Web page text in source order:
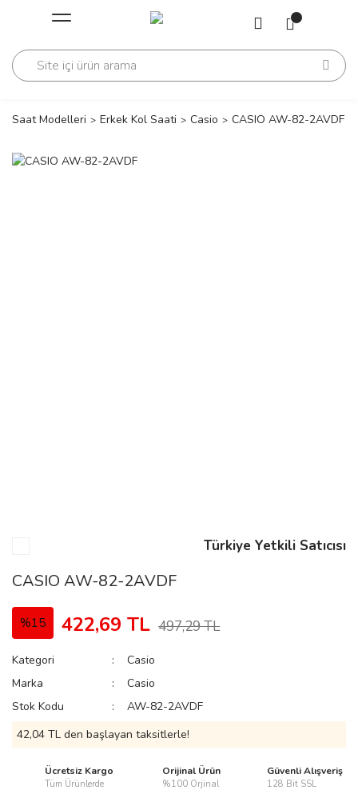
Geri Dön
Geri Dön
Saat Modelleri Erkek Kol Saati Casio CASIO AW-82-2AVDF
Türkiye Yetkili Satıcısı
CASIO AW-82-2AVDF
%15 422,69 TL 497,29 TL
Kategori
Casio
Marka
Casio
Stok Kodu
AW-82-2AVDF
42,04 TL den başlayan taksitlerle!
Ücretsiz Kargo
Tüm Ürünlerde
Orijinal Ürün
%100 Orjinal
Güvenli Alışveriş
128 Bit SSL